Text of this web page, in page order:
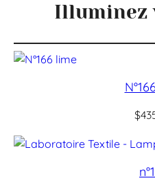
Illuminez
$